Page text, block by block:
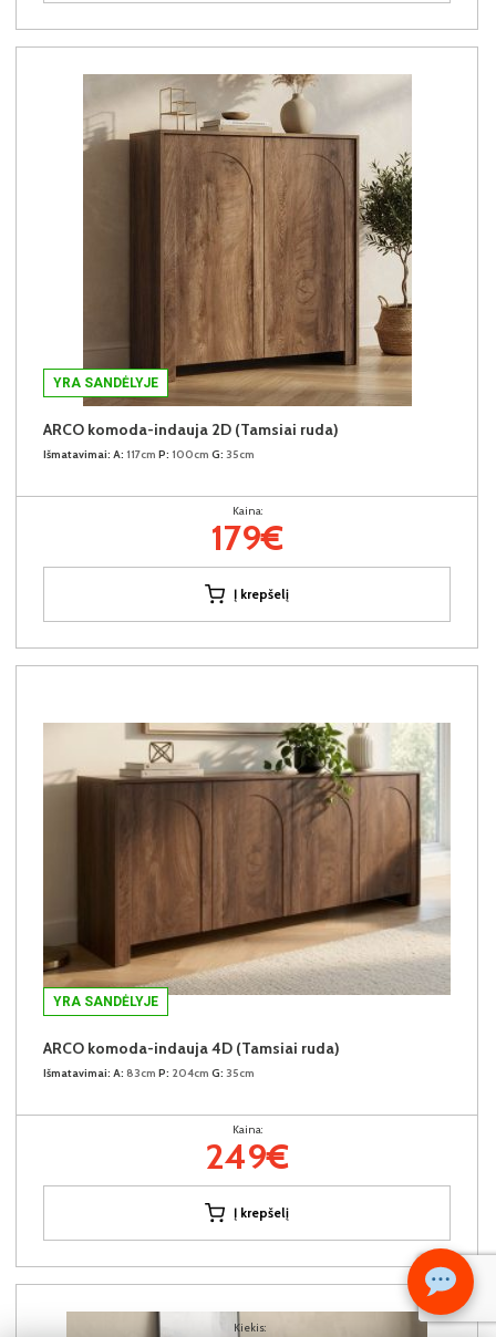
Kiekis:
YRA SANDĖLYJE
ARCO komoda-indauja 2D (Tamsiai ruda)
Išmatavimai: A: 117cm P: 100cm G: 35cm
Kaina:
179€
Į krepšelį
YRA SANDĖLYJE
ARCO komoda-indauja 4D (Tamsiai ruda)
Išmatavimai: A: 83cm P: 204cm G: 35cm
Kaina:
249€
Į krepšelį